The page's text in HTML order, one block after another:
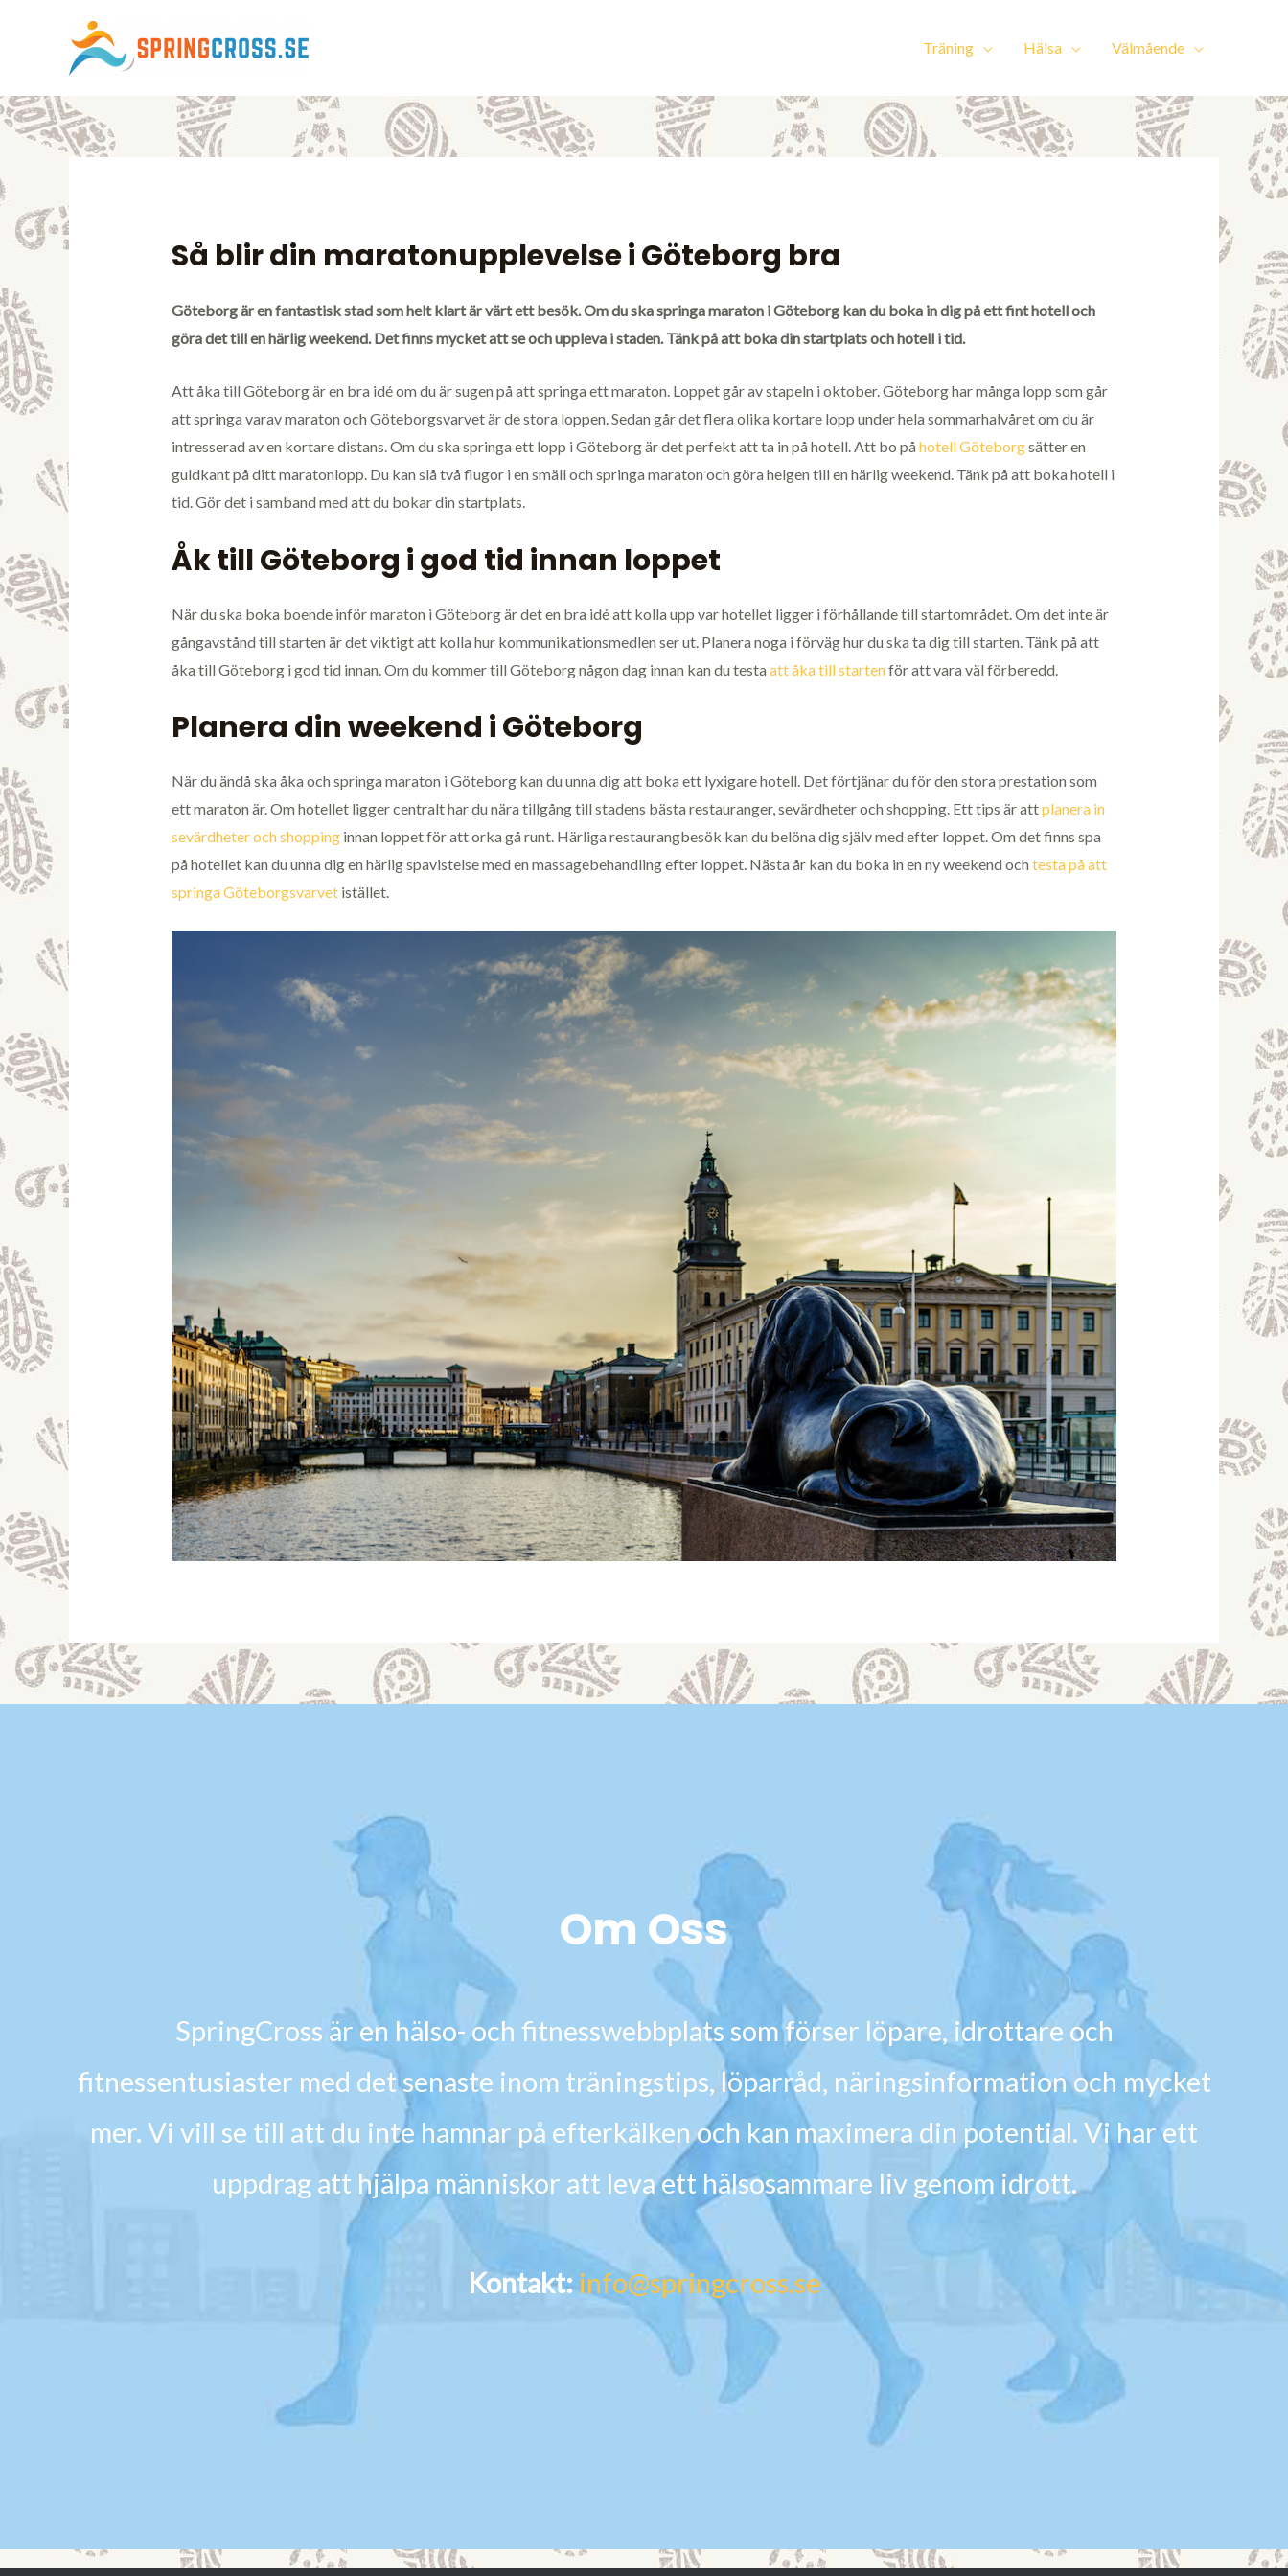
Träning Hälsa Välmående
Så blir din maratonupplevelse i Göteborg bra
Göteborg är en fantastisk stad som helt klart är värt ett besök. Om du ska springa maraton i Göteborg kan du boka in dig på ett fint hotell och
göra det till en härlig weekend. Det finns mycket att se och uppleva i staden. Tänk på att boka din startplats och hotell i tid.
Att åka till Göteborg är en bra idé om du är sugen på att springa ett maraton. Loppet går av stapeln i oktober. Göteborg har många lopp som går
att springa varav maraton och Göteborgsvarvet är de stora loppen. Sedan går det flera olika kortare lopp under hela sommarhalvåret om du är
intresserad av en kortare distans. Om du ska springa ett lopp i Göteborg är det perfekt att ta in på hotell. Att bo på hotell Göteborgsätter en
guldkant på ditt maratonlopp. Du kan slå två flugor i en smäll och springa maraton och göra helgen till en härlig weekend. Tänk på att boka hotell i
tid. Gör det i samband med att du bokar din startplats.
Åk till Göteborg i god tid innan loppet
När du ska boka boende inför maraton i Göteborg är det en bra idé att kolla upp var hotellet ligger i förhållande till startområdet. Om det inte är
gångavstånd till starten är det viktigt att kolla hur kommunikationsmedlen ser ut. Planera noga i förväg hur du ska ta dig till starten. Tänk på att
åka till Göteborg i god tid innan. Om du kommer till Göteborg någon dag innan kan du testa att åka till startenför att vara väl förberedd.
Planera din weekend i Göteborg
När du ändå ska åka och springa maraton i Göteborg kan du unna dig att boka ett lyxigare hotell. Det förtjänar du för den stora prestation som
ett maraton är. Om hotellet ligger centralt har du nära tillgång till stadens bästa restauranger, sevärdheter och shopping. Ett tips är attplanera in
sevärdheter och shoppinginnan loppet för att orka gå runt. Härliga restaurangbesök kan du belöna dig själv med efter loppet. Om det finns spa
på hotellet kan du unna dig en härlig spavistelse med en massagebehandling efter loppet. Nästa år kan du boka in en ny weekend och testa på att
springa Göteborgsvarvetistället.
Om Oss
SpringCross är en hälso- och fitnesswebbplats som förser löpare, idrottare och
fitnessentusiaster med det senaste inom träningstips, löparråd, näringsinformation och mycket
mer. Vi vill se till att du inte hamnar på efterkälken och kan maximera din potential. Vi har ett
uppdrag att hjälpa människor att leva ett hälsosammare liv genom idrott.
Kontakt: info@springcross.se